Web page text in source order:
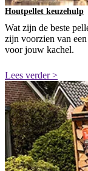
Houtpellet keuzehulp
Wat zijn de beste
zijn voorzien van
voor jouw kachel.
Lees verder >